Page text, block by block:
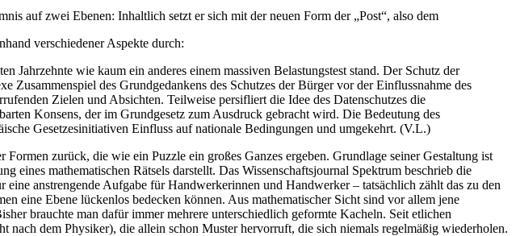
auf zwei Ebenen: Inhaltlich setzt er sich mit der neuen Form der „Post“, also dem
verschiedener Aspekte durch:
wie kaum ein anderes einem massiven Belastungstest stand. Der Schutz der
des Grundgedankens des Schutzes der Bürger vor der Einflussnahme des
Zielen und Absichten. Teilweise persifliert die Idee des Datenschutzes die
Konsens, der im Grundgesetz zum Ausdruck gebracht wird. Die Bedeutung des
Gesetzesinitiativen Einfluss auf nationale Bedingungen und umgekehrt. (V.L.)
zurück, die wie ein Puzzle ein großes Ganzes ergeben. Grundlage seiner Gestaltung ist
eines mathematischen Rätsels darstellt. Das Wissenschaftsjournal Spektrum beschrieb die
anstrengende Aufgabe für Handwerkerinnen und Handwerker – tatsächlich zählt das zu den
eine Ebene lückenlos bedecken können. Aus mathematischer Sicht sind vor allem jene
brauchte man dafür immer mehrere unterschiedlich geformte Kacheln. Seit etlichen
nach dem Physiker), die allein schon Muster hervorruft, die sich niemals regelmäßig wiederholen.